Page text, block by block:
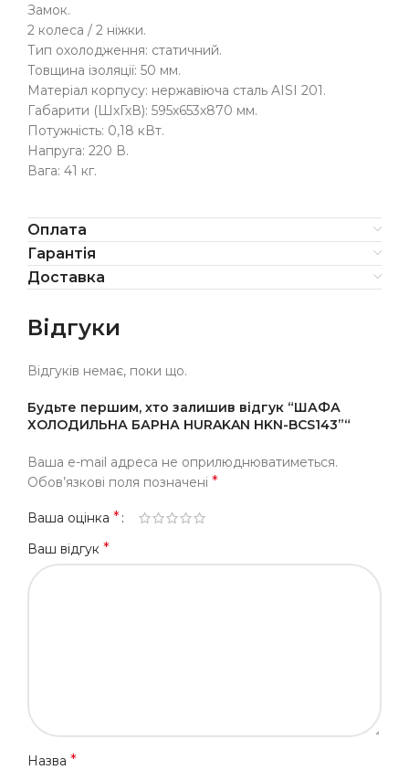
Замок.
2 колеса / 2 ніжки.
Тип охолодження: статичний.
Товщина ізоляції: 50 мм.
Матеріал корпусу: нержавіюча сталь AISI 201.
Габарити (ШхГхВ): 595х653х870 мм.
Потужність: 0,18 кВт.
Напруга: 220 В.
Вага: 41 кг.
Оплата
Гарантія
Доставка
Відгуки
Відгуків немає, поки що.
Будьте першим, хто залишив відгук “ШАФА
ХОЛОДИЛЬНА БАРНА HURAKAN HKN-BCS143”“
Ваша e-mail адреса не оприлюднюватиметься.
Обов’язкові поля позначені *
Ваша оцінка *
Ваш відгук *
Назва *